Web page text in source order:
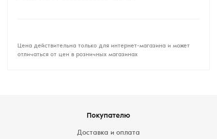
Цена действительна только для интернет-магазина и может
отличаться от цен в розничных магазинах
Покупателю
Доставка и оплата